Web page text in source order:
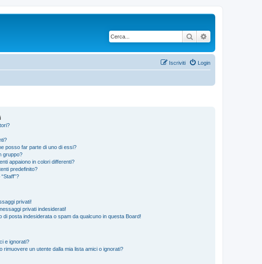
Cerca
Login
Iscriviti
posso far parte di uno di essi?
gruppo?
appaiono in colori differenti?
predefinito?
privati!
privati indesiderati!
di posta indesiderata o spam da qualcuno in questa Board!
e ignorati?
rimuovere un utente dalla mia lista amici o ignorati?